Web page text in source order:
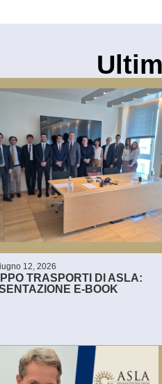
12, 2026
TRASPORTI DI ASLA:
E-BOOK